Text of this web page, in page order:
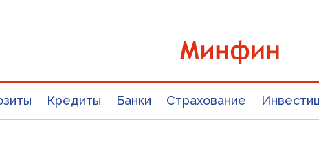
Кредиты Банки Страхование